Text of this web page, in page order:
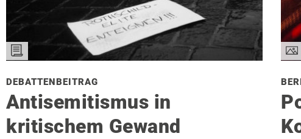
DEBATTENBEITRAG
Antisemitismus in
kritischem Gewand